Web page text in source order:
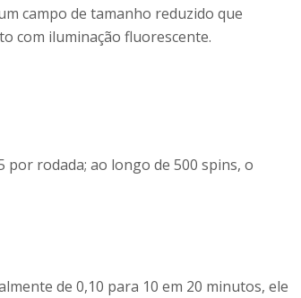
campo de tamanho reduzido que
com iluminação fluorescente.
por rodada; ao longo de 500 spins, o
de 0,10 para 10 em 20 minutos, ele